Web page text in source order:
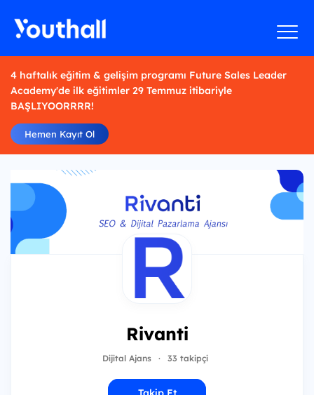
4 haftalık eğitim & gelişim programı Future Sales Leader
Academy'de ilk eğitimler 29 Temmuz itibariyle
BAŞLIYOORRRR!
Hemen Kayıt Ol
Rivanti
Dijital Ajans · 33 takipçi